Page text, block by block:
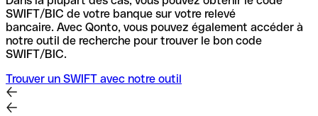
SWIFT/BIC de votre banque sur votre relevé
bancaire. Avec Qonto, vous pouvez également accéder à
notre outil de recherche pour trouver le bon code
SWIFT/BIC.
Trouver un SWIFT avec notre outil